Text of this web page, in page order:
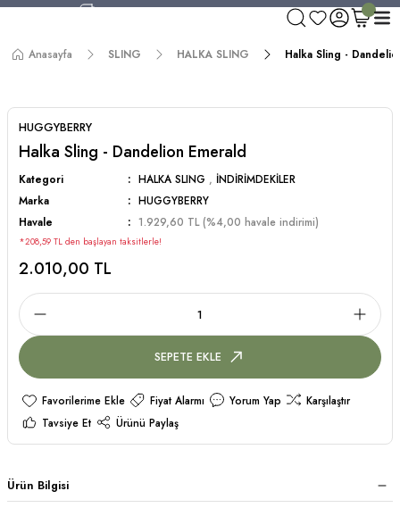
750 TL ve Üzeri Alışverişlerde Kargo Bedava!
Worldwide Shipping!
Anasayfa SLING HALKA SLING Halka Sling -
HUGGYBERRY
Halka Sling - Dandelion Emerald
Kategori HALKA SLING , İNDİRİMDEKİLER
Marka
HUGGYBERRY
Havale
1.929,60 TL (%4,00 havale indirimi)
*208,59 TL den başlayan taksitlerle!
2.010,00 TL
SEPETE EKLE
Fiyat Alarmı Yorum Yap
Karşılaştır
Tavsiye Et
Ürünü Paylaş
Ürün Bilgisi